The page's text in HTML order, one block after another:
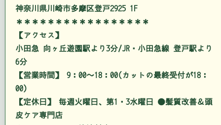
神奈川県川崎市多摩区登戸2925 1F
＊＊＊＊＊＊＊＊＊＊＊＊＊＊＊＊＊
【アクセス】
小田急 向ヶ丘遊園駅より3分/JR・小田急線 登戸駅より
6分
【営業時間】 9：00～18：00(カットの最終受付が18：
00)
【定休日】 毎週火曜日、第1・3水曜日 ●髪質改善＆頭
皮ケア専門店